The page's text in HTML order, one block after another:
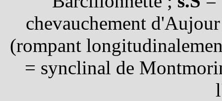
chevauchement
(rompant
= synclinal de